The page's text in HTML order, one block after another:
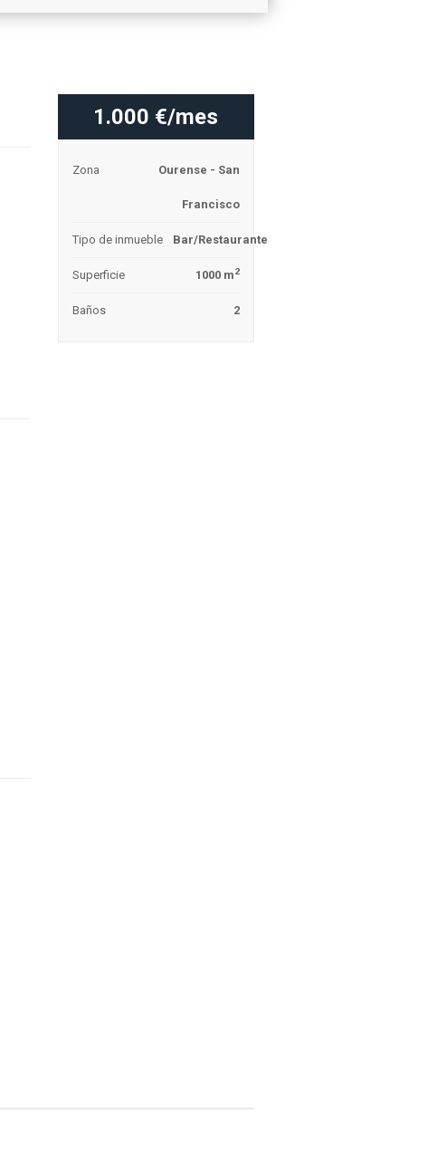
1.000 €/mes
Zona Ourense - San
Francisco
Tipo de inmueble Bar/Restaurante
Superficie 1000 m2
Baños 2